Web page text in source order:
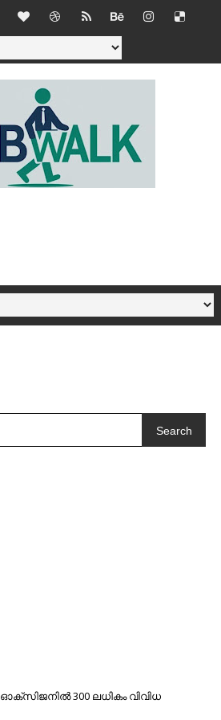
Search
ഓക്സിജനിൽ 300 ലധികം വിവിധ